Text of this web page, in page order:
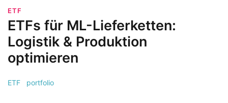
ETF
ETFs für ML-Lieferketten:
Logistik & Produktion
optimieren
ETF portfolio